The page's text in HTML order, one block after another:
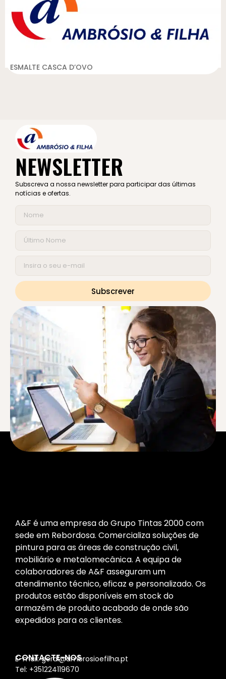
ESMALTE CASCA D’OVO
NEWSLETTER
Subscreva a nossa newsletter para participar das últimas
notícias e ofertas.
Subscrever
A&F é uma empresa do Grupo Tintas 2000 com
sede em Rebordosa. Comercializa soluções de
pintura para as áreas de construção civil,
mobiliário e metalomecânica. A equipa de
colaboradores de A&F asseguram um
atendimento técnico, eficaz e personalizado. Os
produtos estão disponíveis em stock do
armazém de produto acabado de onde são
expedidos para os clientes.
CONTACTE-NOS
E-mail: geral@ambrosioefilha.pt
Tel: +351224119670